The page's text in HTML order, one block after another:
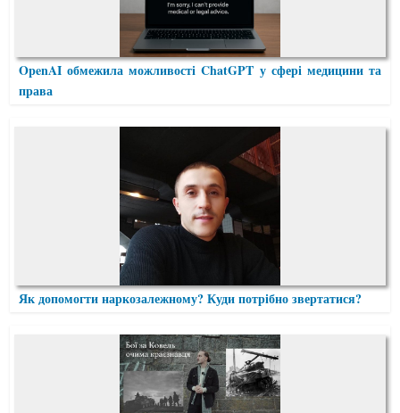
OpenAI обмежила можливості ChatGPT у сфері медицини та
права
Як допомогти наркозалежному? Куди потрібно звертатися?